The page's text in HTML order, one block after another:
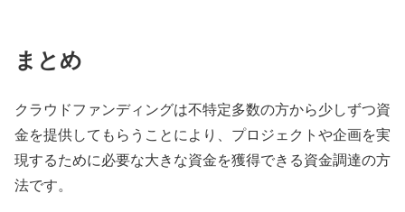
まとめ
クラウドファンディングは不特定多数の方から少しずつ資
金を提供してもらうことにより、プロジェクトや企画を実
現するために必要な大きな資金を獲得できる資金調達の方
法です。